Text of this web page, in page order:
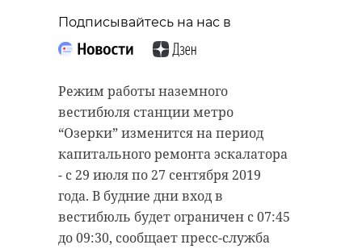
Подписывайтесь на нас в
Режим работы наземного
вестибюля станции метро
“Озерки” изменится на период
капитального ремонта эскалатора
- с 29 июля по 27 сентября 2019
года. В будние дни вход в
вестибюль будет ограничен с 07:45
до 09:30, сообщает пресс-служба
В Гатчинском районе
добровольцы
реставрируют
привидениями” XIX
века
Подписывайтесь на нас в
Сосновоборец
разгадал тайну
могилы на
и узнал много нового
об истории города
Подписывайтесь на нас в